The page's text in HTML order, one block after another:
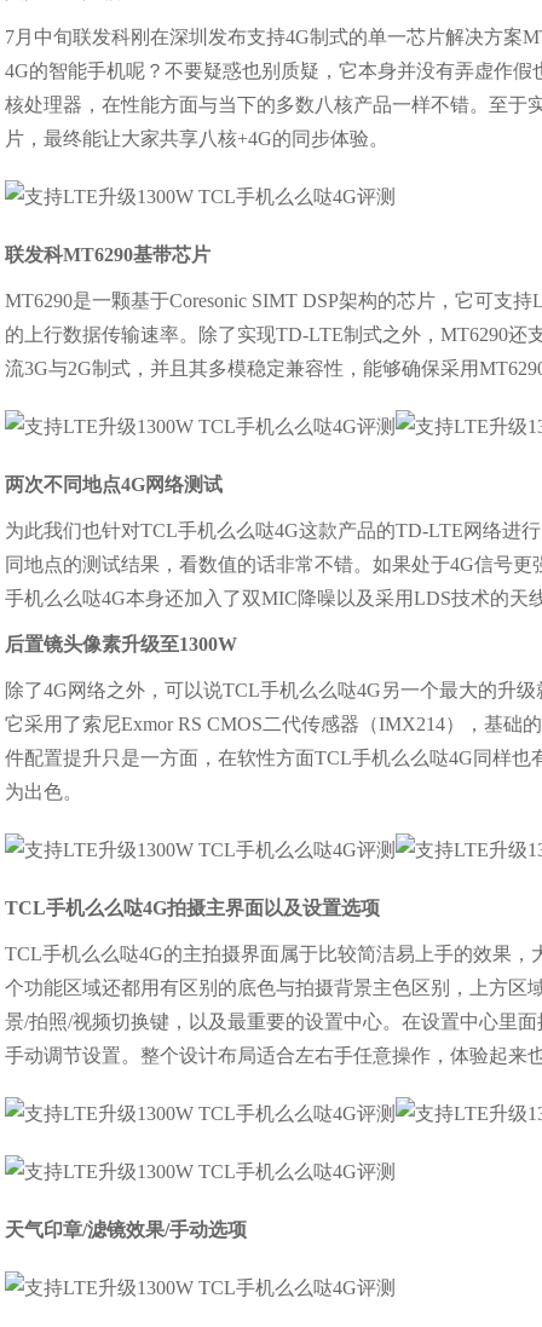
7月中旬联发科刚在深圳发布支持4G制式的单一芯片解决方案
4G的智能手机呢？不要疑惑也别质疑，它本身并没有弄虚作
核处理器，在性能方面与当下的多数八核产品一样不错。至于
片，最终能让大家共享八核+4G的同步体验。
联发科MT6290基带芯片
MT6290是一颗基于Coresonic SIMT DSP架构的芯片，它可支
的上行数据传输速率。除了实现TD-LTE制式之外，MT6290
流3G与2G制式，并且其多模稳定兼容性，能够确保采用
两次不同地点4G网络测试
为此我们也针对TCL手机么么哒4G这款产品的TD-LTE网络进
同地点的测试结果，看数值的话非常不错。如果处于4G信号
手机么么哒4G本身还加入了双MIC降噪以及采用LDS技术的天
后置镜头像素升级至1300W
除了4G网络之外，可以说TCL手机么么哒4G另一个最大的升
它采用了索尼Exmor RS CMOS二代传感器（IMX214），基
件配置提升只是一方面，在软性方面TCL手机么么哒4G同样
为出色。
TCL手机么么哒4G拍摄主界面以及设置选项
TCL手机么么哒4G的主拍摄界面属于比较简洁易上手的效果
个功能区域还都用有区别的底色与拍摄背景主色区别，上方
景/拍照/视频切换键，以及最重要的设置中心。在设置中心里
手动调节设置。整个设计布局适合左右手任意操作，体验起来
天气印章/滤镜效果/手动选项